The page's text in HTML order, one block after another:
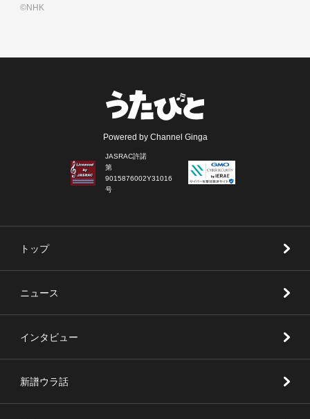
©NHK
Powered by Channel Ginga
JASRAC許諾
第
9015876002Y31016
号
トップ
ニュース
インタビュー
新譜ウラ話